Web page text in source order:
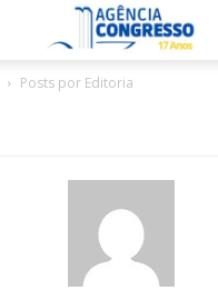
Posts por Editoria